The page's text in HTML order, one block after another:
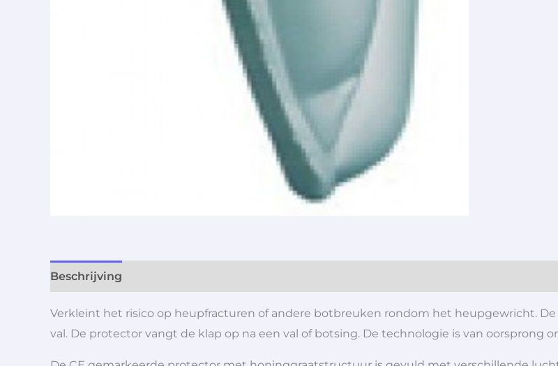
Beschrijving
Verkleint het risico op heupfracturen of andere botbreuken rondom het heupgewricht.
val. De protector vangt de klap op na een val of botsing. De technologie is van oorsprong